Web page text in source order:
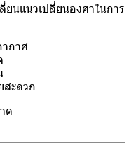
ยนแนวเปลี่ยนองศาในการ
กาศ
สะดวก
ด